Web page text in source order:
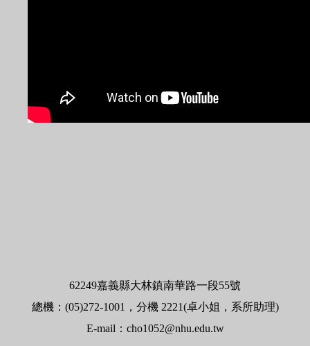
62249嘉義縣大林鎮南華路一段55號
總機：(05)272-1001，分機 2221(卓小姐，系所助理)
E-mail： cho1052@nhu.edu.tw